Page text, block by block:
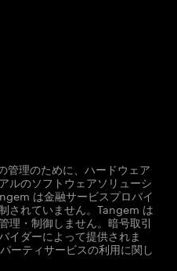
管理のために、ハードウェア
ルのソフトウェアソリューシ
は金融サービスプロバイ
されていません。Tangem は
理・制御しません。暗号取引
イダーによって提供されま
ーティサービスの利用に関し